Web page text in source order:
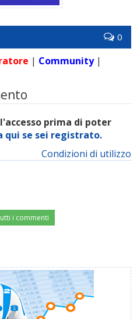
0
| Community|
prima di poter
qui se sei registrato.
Condizioni di utilizzo
i commenti